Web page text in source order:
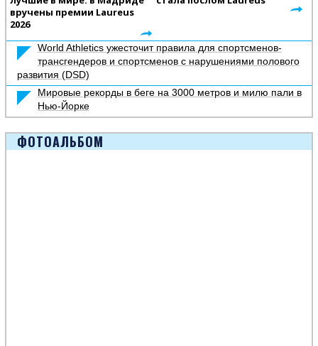
вручены премии Laureus
2026
World Athletics ужесточит правила для спортсменов-
трансгендеров и спортсменов с нарушениями полового
развития (DSD)
Мировые рекорды в беге на 3000 метров и милю пали в
Нью-Йорке
ФОТОАЛЬБОМ